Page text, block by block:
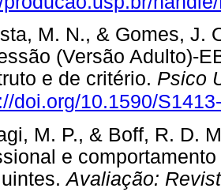
M. N., & Gomes, J.
(Versão Adulto)-
e de critério. Psico
doi.org/10.1590/
M. P., & Boff, R. D.
e
Avaliação: